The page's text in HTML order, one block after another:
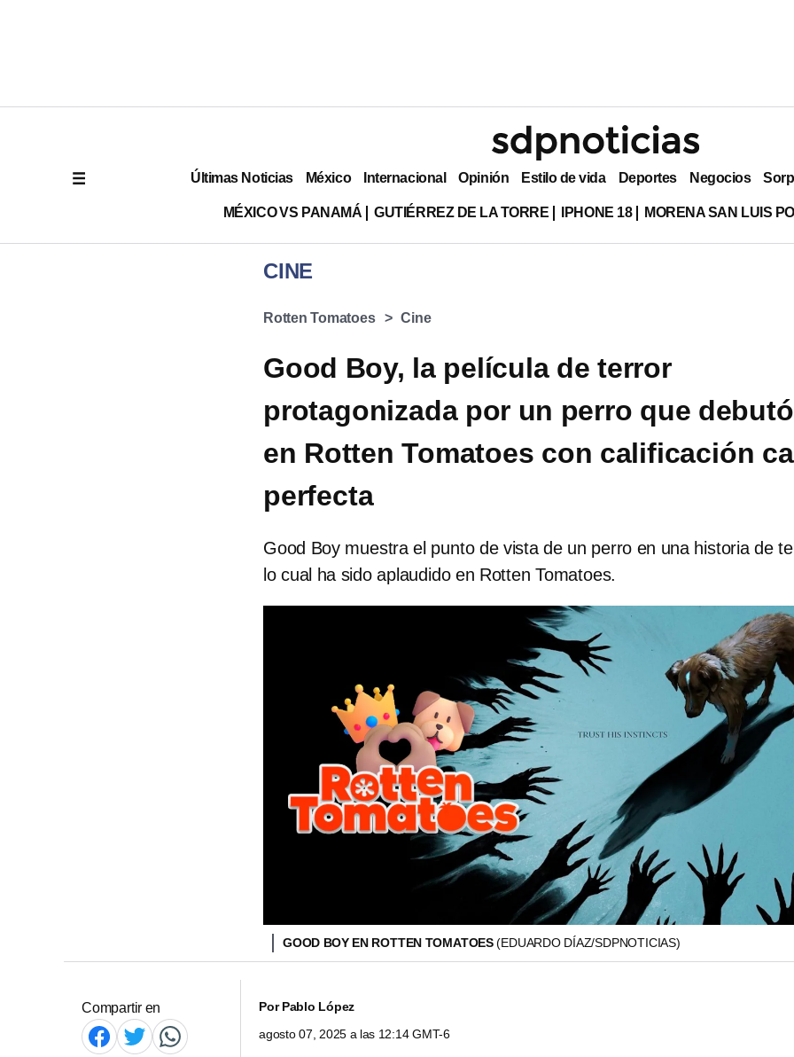
Últimas Noticias México Internacional Opinión Estilo de vida Deportes Negocios
MÉXICO VS PANAMÁ GUTIÉRREZ DE LA TORRE IPHONE 18 MORENA SAN LUIS
CINE
Rotten Tomatoes Cine
Good Boy, la película de terror
protagonizada por un perro que debutó
en Rotten Tomatoes con calificación
perfecta
Good Boy muestra el punto de vista de un perro en una historia de
lo cual ha sido aplaudido en Rotten Tomatoes.
GOOD BOY EN ROTTEN TOMATOES(EDUARDO DÍAZ/SDPNOTICIAS)
Compartir en PorPablo López
agosto 07, 2025 a las 12:14 GMT-6